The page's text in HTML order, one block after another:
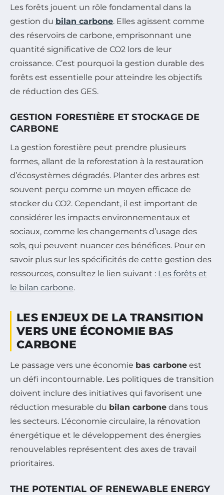
Les forêts jouent un rôle fondamental dans la
gestion du bilan carbone. Elles agissent comme
des réservoirs de carbone, emprisonnant une
quantité significative de CO2 lors de leur
croissance. C’est pourquoi la gestion durable des
forêts est essentielle pour atteindre les objectifs
de réduction des GES.
GESTION FORESTIÈRE ET STOCKAGE DE
CARBONE
La gestion forestière peut prendre plusieurs
formes, allant de la reforestation à la restauration
d’écosystèmes dégradés. Planter des arbres est
souvent perçu comme un moyen efficace de
stocker du CO2. Cependant, il est important de
considérer les impacts environnementaux et
sociaux, comme les changements d’usage des
sols, qui peuvent nuancer ces bénéfices. Pour en
savoir plus sur les spécificités de cette gestion des
ressources, consultez le lien suivant : Les forêts et
le bilan carbone.
LES ENJEUX DE LA TRANSITION
VERS UNE ÉCONOMIE BAS
CARBONE
Le passage vers une économie bas carbone est
un défi incontournable. Les politiques de transition
doivent inclure des initiatives qui favorisent une
réduction mesurable du bilan carbone dans tous
les secteurs. L’économie circulaire, la rénovation
énergétique et le développement des énergies
renouvelables représentent des axes de travail
prioritaires.
THE POTENTIAL OF RENEWABLE ENERGY